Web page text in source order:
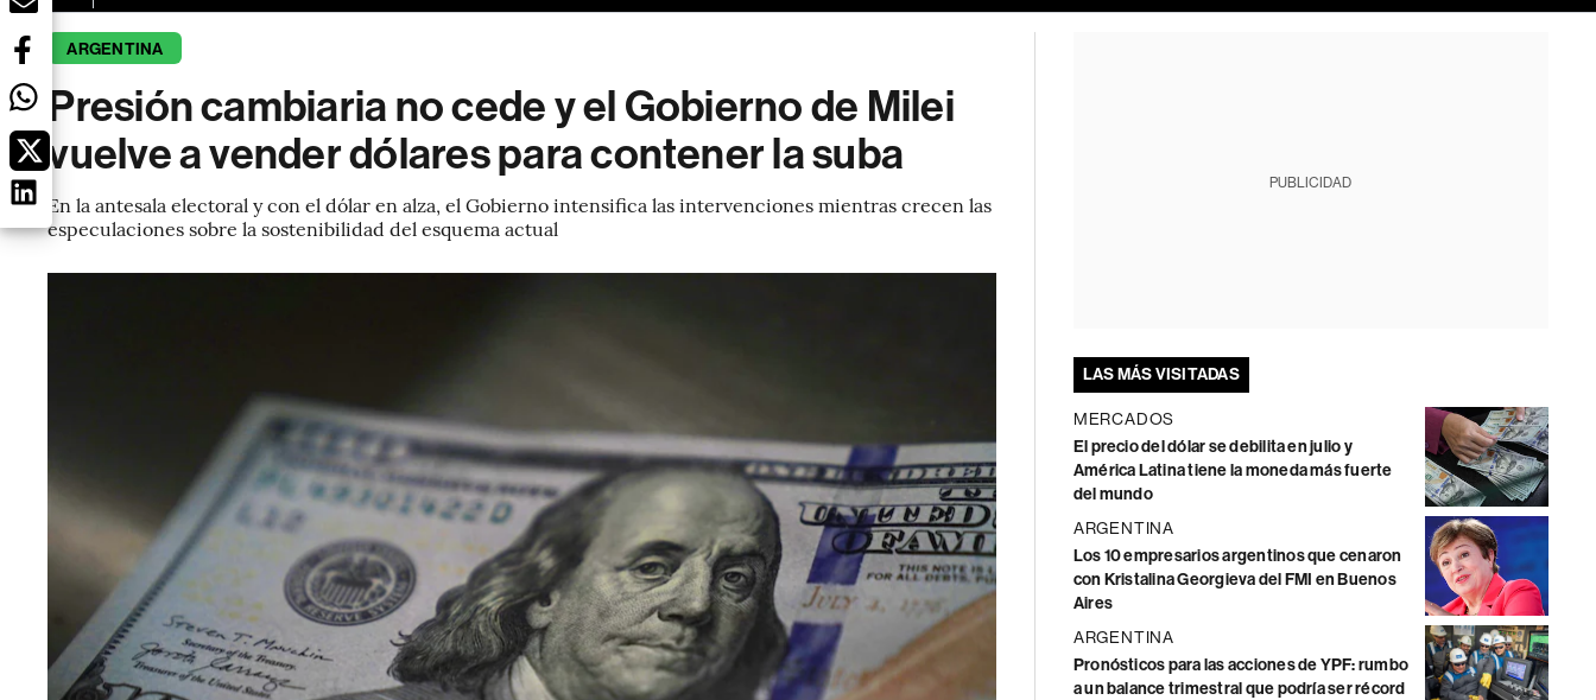
ARGENTINA
Presión cambiaria no cede y el Gobierno de Milei
vuelve a vender dólares para contener la suba
En la antesala electoral y con el dólar en alza, el Gobierno intensifica las intervenciones mientras crecen las
especulaciones sobre la sostenibilidad del esquema actual
PUBLICIDAD
LAS MÁS VISITADAS
MERCADOS
El precio del dólar se debilita en julio y
América Latina tiene la moneda más fuerte
del mundo
ARGENTINA
Los 10 empresarios argentinos que cenaron
con Kristalina Georgieva del FMI en Buenos
Aires
ARGENTINA
Pronósticos para las acciones de YPF: rumbo
a un balance trimestral que podría ser récord